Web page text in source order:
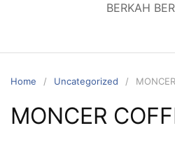
BERKAH
Home Uncategorized
MONCER